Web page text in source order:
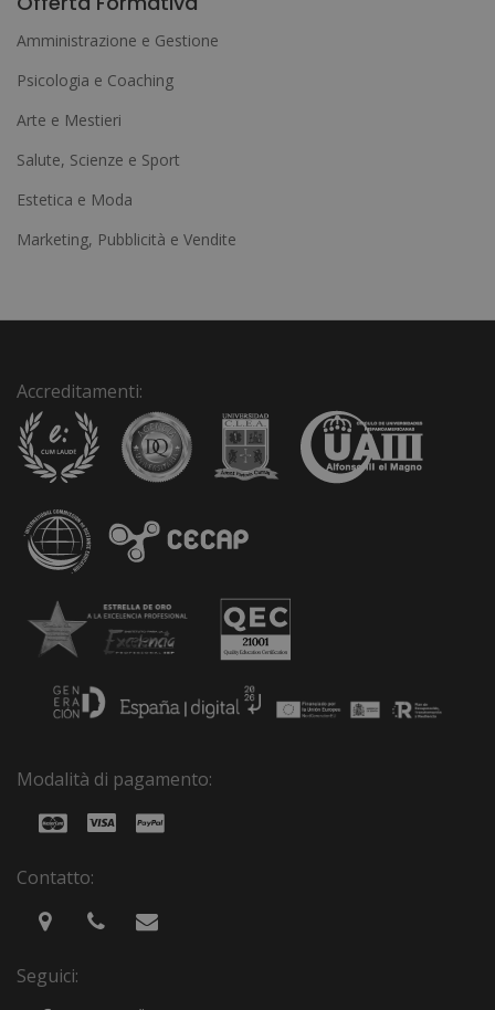
r
n
a
v
Amministrazione e Gestione
Psicologia e Coaching
Arte e Mestieri
Salute, Scienze e Sport
Estetica e Moda
Marketing, Pubblicità e Vendite
Accreditamenti:
Modalità di pagamento:
Contatto:
Seguici: